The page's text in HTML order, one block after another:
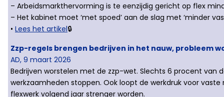
– Arbeidsmarkthervorming is te eenzijdig gericht op flex
– Het kabinet moet ‘met spoed’ aan de slag met ‘minder
• Lees het artikel🔒
Zzp-regels brengen bedrijven in het nauw, probleem
AD, 9 maart 2026
Bedrijven worstelen met de zzp-wet. Slechts 6 procent van
werkzaamheden stoppen. Ook loopt de werkdruk voor
flexwerk volgend jaar strenger worden.